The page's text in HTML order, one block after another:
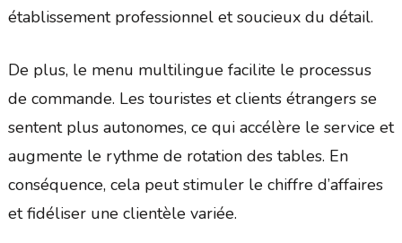
établissement professionnel et soucieux du détail.
De plus, le menu multilingue facilite le processus
de commande. Les touristes et clients étrangers se
sentent plus autonomes, ce qui accélère le service et
augmente le rythme de rotation des tables. En
conséquence, cela peut stimuler le chiffre d’affaires
et fidéliser une clientèle variée.